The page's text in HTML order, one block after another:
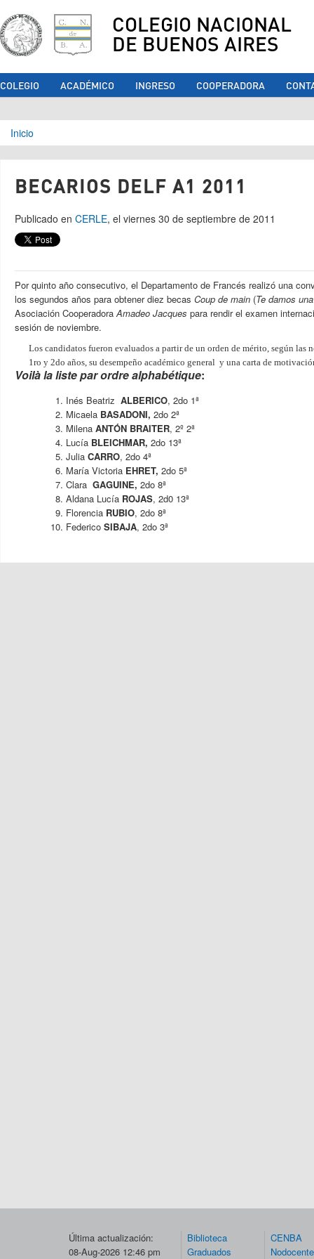
COLEGIO NACIONAL
DE BUENOS AIRES
COLEGIO ACADÉMICO INGRESO COOPERADORA
Se encuentra usted aquí
Inicio
BECARIOS DELF A1 2011
Publicado en CERLE, el viernes 30 de septiembre de 2011
Por quinto año consecutivo, el Departamento de Francés realizó una
los segundos años para obtener diez becas Coup de main (Te damos
Asociación CooperadoraAmadeo Jacques para rendir el examen
sesión de noviembre.
Los candidatos fueron evaluados a partir de un orden de mérito, según las
1ro y 2do años, su desempeño académico general y una carta de
Voilà la liste par ordre alphabétique:
Inés Beatriz ALBERICO, 2do 1ª
Micaela BASADONI, 2do 2ª
Milena ANTÓN BRAITER, 2º 2ª
Lucía BLEICHMAR, 2do 13ª
Julia CARRO, 2do 4ª
María Victoria EHRET, 2do 5ª
Clara GAGUINE, 2do 8ª
Aldana Lucía ROJAS, 2d0 13ª
Florencia RUBIO, 2do 8ª
Federico SIBAJA, 2do 3ª
Última actualización:
08-Aug-2026 12:46 pm
Biblioteca
Graduados
CENBA